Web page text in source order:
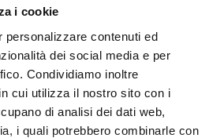
i cookie
personalizzare contenuti ed
dei social media e per
Condividiamo inoltre
cui utilizza il nostro sito con i
di analisi dei dati web,
i quali potrebbero combinarle con
Accessori
e risparmia il 5% o acquistane tre e
L’offerta è valida sullo stesso acquisto; sono
Lo sconto sarà applicato sul tuo carrello al
del prodotto